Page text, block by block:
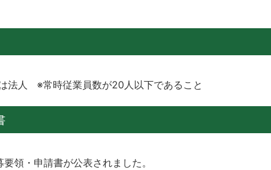
法人 ※常時従業員数が20人以下であること
領・申請書が公表されました。